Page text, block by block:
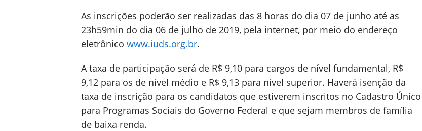
As inscrições poderão ser realizadas das 8 horas do dia 07 de junho até as
23h59min do dia 06 de julho de 2019, pela internet, por meio do endereço
eletrônico www.iuds.org.br.
A taxa de participação será de R$ 9,10 para cargos de nível fundamental, R$
9,12 para os de nível médio e R$ 9,13 para nível superior. Haverá isenção da
taxa de inscrição para os candidatos que estiverem inscritos no Cadastro Único
para Programas Sociais do Governo Federal e que sejam membros de família
de baixa renda.